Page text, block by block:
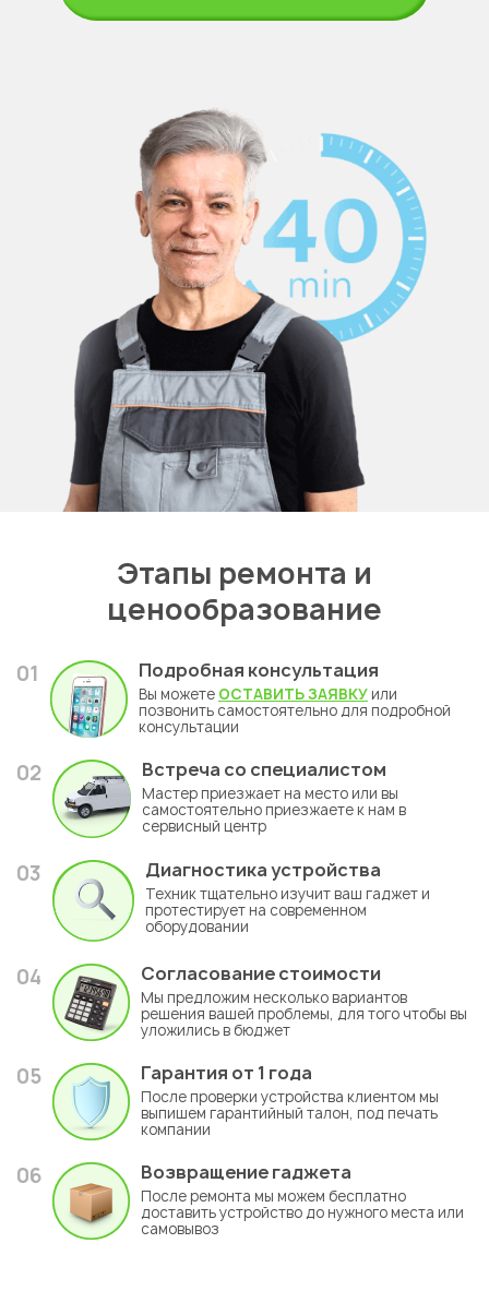
Этапы ремонта и
ценообразование
01 Подробная консультация
Вы можете ОСТАВИТЬ ЗАЯВКУ или
позвонить самостоятельно для подробной
консультации
02 Встреча со специалистом
Мастер приезжает на место или вы
самостоятельно приезжаете к нам в
сервисный центр
03 Диагностика устройства
Техник тщательно изучит ваш гаджет и
протестирует на современном
оборудовании
04 Согласование стоимости
Мы предложим несколько вариантов
решения вашей проблемы, для того чтобы вы
уложились в бюджет
05 Гарантия от 1 года
После проверки устройства клиентом мы
выпишем гарантийный талон, под печать
компании
06 Возвращение гаджета
После ремонта мы можем бесплатно
доставить устройство до нужного места или
самовывоз